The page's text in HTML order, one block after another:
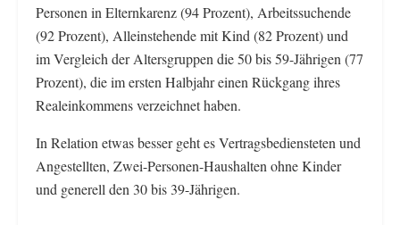
Personen in Elternkarenz (94 Prozent), Arbeitssuchende
(92 Prozent), Alleinstehende mit Kind (82 Prozent) und
im Vergleich der Altersgruppen die 50 bis 59-Jährigen (77
Prozent), die im ersten Halbjahr einen Rückgang ihres
Realeinkommens verzeichnet haben.
In Relation etwas besser geht es Vertragsbediensteten und
Angestellten, Zwei-Personen-Haushalten ohne Kinder
und generell den 30 bis 39-Jährigen.